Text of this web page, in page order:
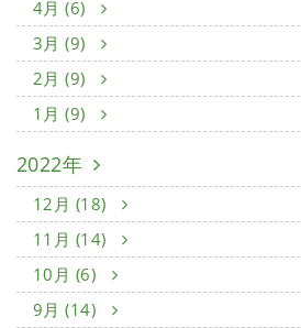
4月 (6)
3月 (9)
2月 (9)
1月 (9)
2022年
12月 (18)
11月 (14)
10月 (6)
9月 (14)